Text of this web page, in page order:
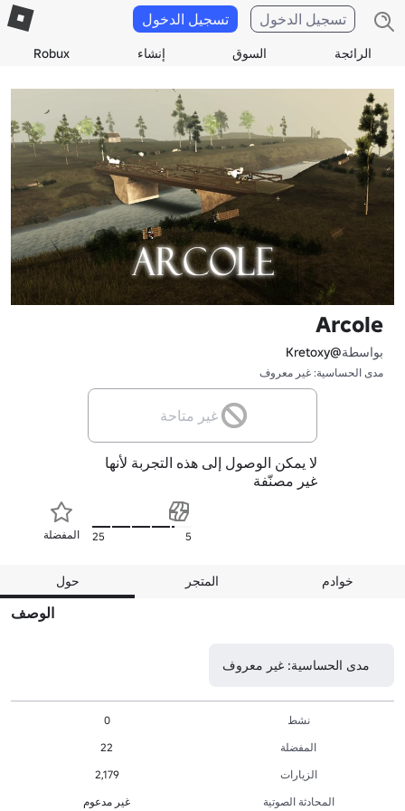
الرائجة السوق إنشاء Robux
تسجيل الدخول تسجيل الدخول
Arcole
بواسطة@Kretoxy
مدى الحساسية: غير معروف
غير متاحة
لا يمكن الوصول إلى هذه التجربة لأنها
غير مصنّفة
المفضلة 25 5
حول المتجر خوادم
الوصف
مدى الحساسية: غير معروف
نشط
0
المفضلة
22
الزيارات
2,179
المحادثة الصوتية
غير مدعوم